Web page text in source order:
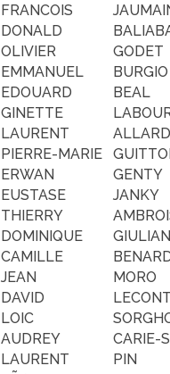
FRANCOIS
DONALD
OLIVIER
GODET
EMMANUEL
BURGIO
EDOUARD
BEAL
GINETTE
LAURENT
ALLARD
PIERRE-MARIE
ERWAN
GENTY
EUSTASE
JANKY
THIERRY
DOMINIQUE
CAMILLE
JEAN
MORO
DAVID
LOIC
AUDREY
CARIE-
LAURENT
PIN